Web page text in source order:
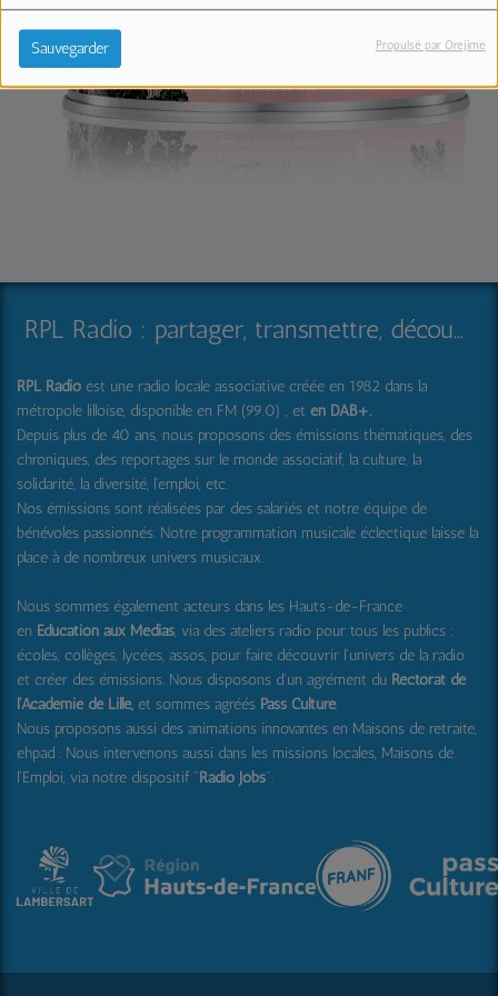
Sauvegarder Propulsé par Orejime
RPL Radio : partager, transmettre, découvrir et surprendre
RPL Radio est une radio locale associative créée en 1982 dans la
métropole lilloise, disponible en FM (99.0) , et en DAB+.
Depuis plus de 40 ans, nous proposons des émissions thématiques, des
chroniques, des reportages sur le monde associatif, la culture, la
solidarité, la diversité, l'emploi, etc.
Nos émissions sont réalisées par des salariés et notre équipe de
bénévoles passionnés. Notre programmation musicale éclectique laisse la
place à de nombreux univers musicaux.
Nous sommes également acteurs dans les Hauts-de-France
en Education aux Médias, via des ateliers radio pour tous les publics :
écoles, collèges, lycées, assos, pour faire découvrir l'univers de la radio
et créer des émissions. Nous disposons d'un agrément du Rectorat de
l'Académie de Lille, et sommes agréés Pass Culture.
Nous proposons aussi des animations innovantes en Maisons de retraite,
ehpad . Nous intervenons aussi dans les missions locales, Maisons de
l'Emploi, via notre dispositif "Radio Jobs".